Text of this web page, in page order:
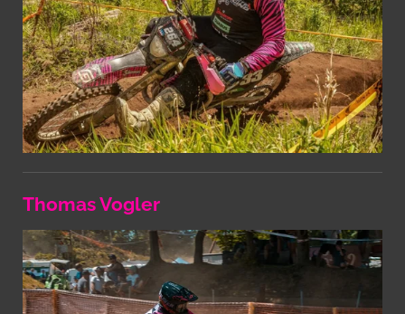
Thomas Vogler